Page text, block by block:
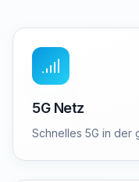
5G Netz
Schnelles 5G in der